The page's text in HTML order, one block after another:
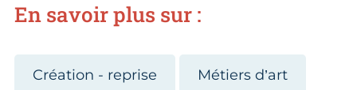
En savoir plus sur :
Création - reprise Métiers d’art